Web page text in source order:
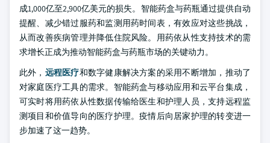
成1,000亿至2,900亿美元的损失。智能药盒与药瓶通过提供自动
提醒、减少错过服药和监测用药时间表，有效应对这些挑战，
从而改善疾病管理并降低住院风险。用药依从性支持技术的需
求增长正成为推动智能药盒与药瓶市场的关键动力。
此外， 远程医疗和数字健康解决方案的采用不断增加，推动了
对家庭医疗工具的需求。智能药盒与移动应用和云平台集成，
可实时将用药依从性数据传输给医生和护理人员，支持远程监
测项目和价值导向的医疗护理。疫情后向居家护理的转变进一
步加速了这一趋势。